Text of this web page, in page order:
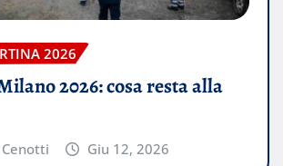
2026
2026: cosa resta alla
Giu 12, 2026